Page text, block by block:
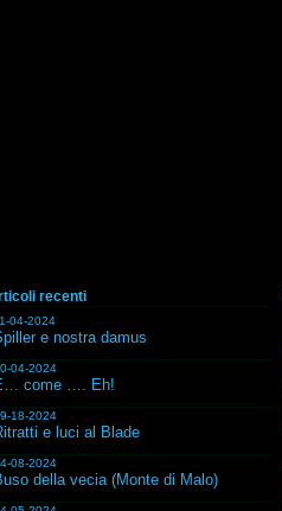
recenti
04-2024
e nostra damus
04-2024
come …. Eh!
18-2024
e luci al Blade
08-2024
della vecia (Monte di Malo)